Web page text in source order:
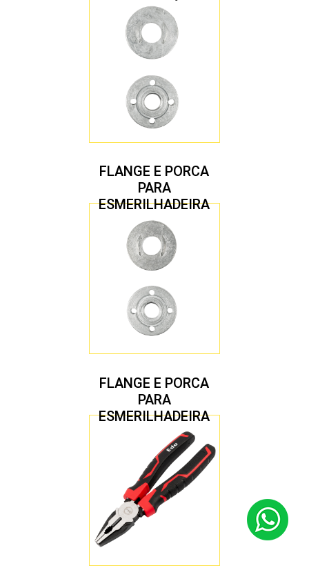
FLANGE E PORCA
PARA
ESMERILHADEIRA
4.1/2″ 22,23 MM
FLANGE E PORCA
PARA
ESMERILHADEIRA
4.1/2″ 20,00 MM